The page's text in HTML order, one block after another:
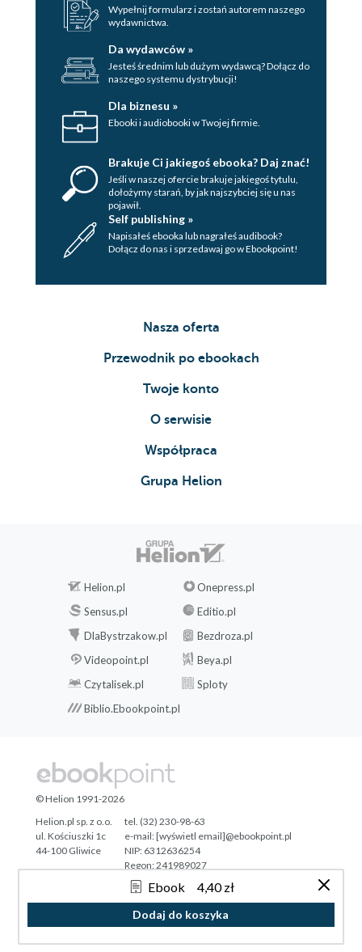
Ebook 4,40 zł
Dodaj do koszyka
Wypełnij formularz i zostań autorem naszego
wydawnictwa.
Da wydawców »
Jesteś średnim lub dużym wydawcą? Dołącz do
naszego systemu dystrybucji!
Dla biznesu »
Ebooki i audiobooki w Twojej firmie.
Brakuje Ci jakiegoś ebooka? Daj znać!
Jeśli w naszej ofercie brakuje jakiegoś tytulu,
dołożymy starań, by jak najszybciej się u nas
pojawił.
Self publishing »
Napisałeś ebooka lub nagrałeś audibook?
Dołącz do nas i sprzedawaj go w Ebookpoint!
Nasza oferta
Przewodnik po ebookach
Twoje konto
O serwisie
Współpraca
Grupa Helion
Helion.pl
Onepress.pl
Sensus.pl
Editio.pl
DlaBystrzakow.pl
Bezdroza.pl
Videopoint.pl
Beya.pl
Czytalisek.pl
Sploty
Biblio.Ebookpoint.pl
Tonik.pl
© Helion 1991-2026
Helion.pl sp. z o.o.
ul. Kościuszki 1c
44-100 Gliwice
tel. (32) 230-98-63
e-mail:[wyświetl email]@ebookpoint.pl
NIP: 6312636254
Regon: 241989027